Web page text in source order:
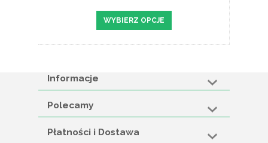
WYBIERZ OPCJE
Informacje
Polecamy
Płatności i Dostawa